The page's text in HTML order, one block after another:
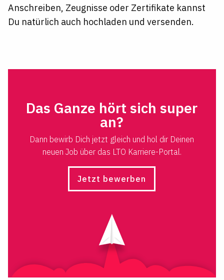
Anschreiben, Zeugnisse oder Zertifikate kannst
Du natürlich auch hochladen und versenden.
Das Ganze hört sich super
an?
Dann bewirb Dich jetzt gleich und hol dir Deinen
neuen Job über das LTO Karriere-Portal.
Jetzt bewerben